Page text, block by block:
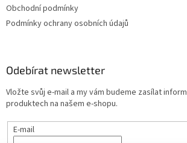
Obchodní podmínky
Podmínky ochrany osobních údajů
Odebírat newsletter
Vložte svůj e-mail a my vám budeme zasílat
produktech na našem e-shopu.
E-mail